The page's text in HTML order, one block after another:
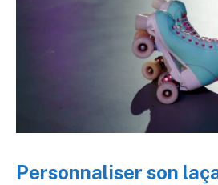
Personnaliser son